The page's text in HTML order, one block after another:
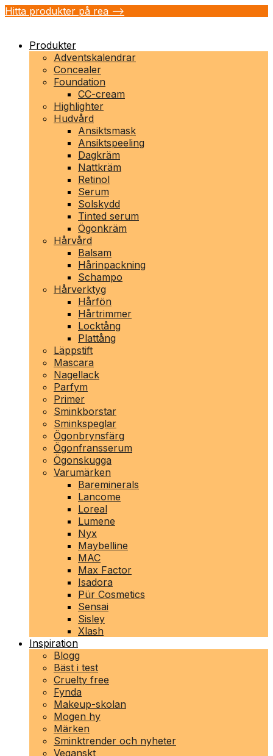
Hitta produkter på rea -->
Produkter
Adventskalendrar
Concealer
Foundation
CC-cream
Highlighter
Hudvård
Ansiktsmask
Ansiktspeeling
Dagkräm
Nattkräm
Retinol
Serum
Solskydd
Tinted serum
Ögonkräm
Hårvård
Balsam
Hårinpackning
Schampo
Hårverktyg
Hårfön
Hårtrimmer
Locktång
Plattång
Läppstift
Mascara
Nagellack
Parfym
Primer
Sminkborstar
Sminkspeglar
Ögonbrynsfärg
Ögonfransserum
Ögonskugga
Varumärken
Bareminerals
Lancome
Loreal
Lumene
Nyx
Maybelline
MAC
Max Factor
Isadora
Pür Cosmetics
Sensai
Sisley
Xlash
Inspiration
Blogg
Bäst i test
Cruelty free
Fynda
Makeup-skolan
Mogen hy
Märken
Sminktrender och nyheter
Veganskt